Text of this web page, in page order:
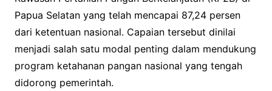
Papua Selatan yang telah mencapai 87,24 persen
dari ketentuan nasional. Capaian tersebut dinilai
menjadi salah satu modal penting dalam mendukung
program ketahanan pangan nasional yang tengah
didorong pemerintah.